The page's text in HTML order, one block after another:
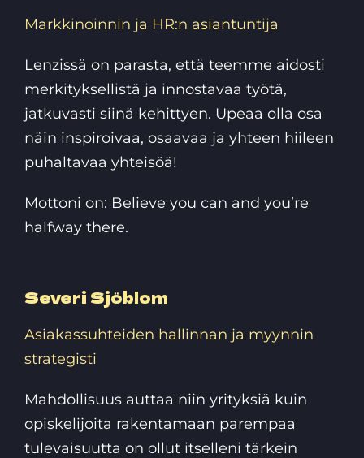
Markkinoinnin ja HR:n asiantuntija
Lenzissä on parasta, että teemme aidosti
merkityksellistä ja innostavaa työtä,
jatkuvasti siinä kehittyen. Upeaa olla osa
näin inspiroivaa, osaavaa ja yhteen hiileen
puhaltavaa yhteisöä!
Mottoni on: Believe you can and you’re
halfway there.
Severi Sjöblom
Asiakassuhteiden hallinnan ja myynnin
strategisti
Mahdollisuus auttaa niin yrityksiä kuin
opiskelijoita rakentamaan parempaa
tulevaisuutta on ollut itselleni tärkein